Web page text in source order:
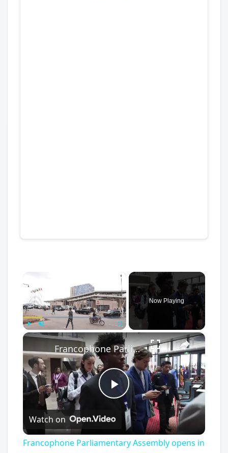
×
Play Unmute Fullscreen
Now Playing
×
Play
Video
Francophone Parliamentary Assembly opens in Cameroon with focus on climate and development.
Watch on
Francophone Parliamentary Assembly opens in